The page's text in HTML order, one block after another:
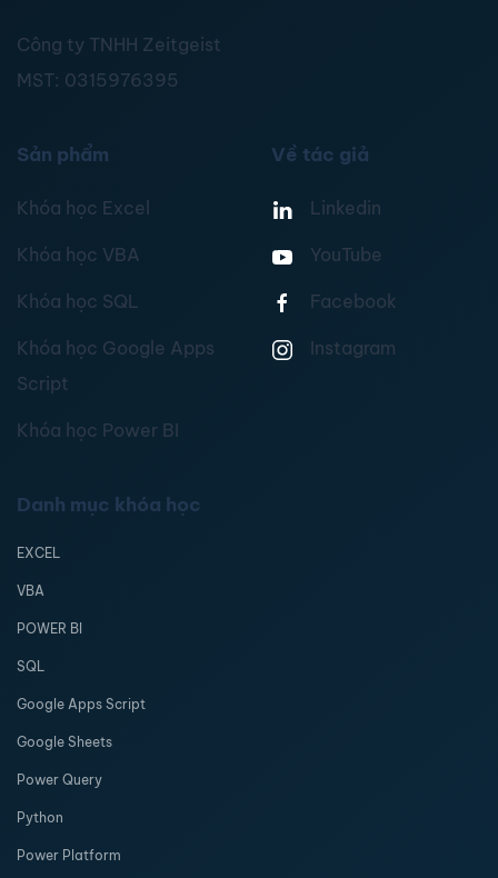
Công ty TNHH Zeitgeist
MST: 0315976395
Sản phẩm
Khóa học Excel
Khóa học VBA
Khóa học SQL
Khóa học Google Apps
Script
Khóa học Power BI
Về tác giả
Linkedin
YouTube
Facebook
Instagram
Danh mục khóa học
EXCEL
VBA
POWER BI
SQL
Google Apps Script
Google Sheets
Power Query
Python
Power Platform